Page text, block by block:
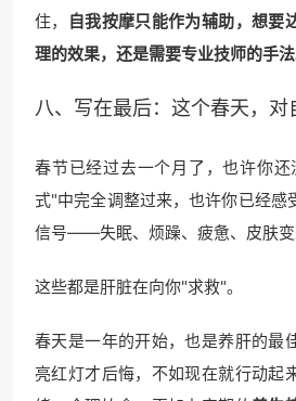
住，
自我按摩只能作为辅助，想要
理的效果，还是需要专业技师的手法
八、写在最后：这个春天，对
春节已经过去一个月了，也许你
式"中完全调整过来，也许你已经感
信号——失眠、烦躁、疲惫、皮肤
这些都是肝脏在向你"求救"。
春天是一年的开始，也是养肝的最
亮红灯才后悔，不如现在就行动起